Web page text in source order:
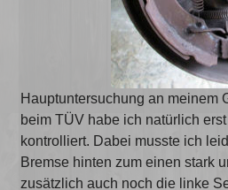
Hauptuntersuchung an meinem
beim TÜV habe ich natürlich
kontrolliert. Dabei musste ich
Bremse hinten zum einen stark
zusätzlich auch noch die linke